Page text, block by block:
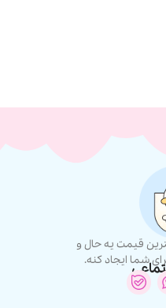
قیمت یه حال و
شما ایجاد کنه.